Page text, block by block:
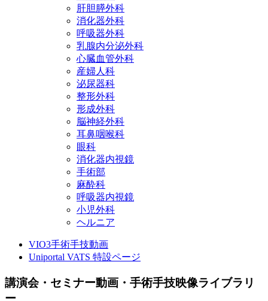
肝胆膵外科
消化器外科
呼吸器外科
乳腺内分泌外科
心臓血管外科
産婦人科
泌尿器科
整形外科
形成外科
脳神経外科
耳鼻咽喉科
眼科
消化器内視鏡
手術部
麻酔科
呼吸器内視鏡
小児外科
ヘルニア
VIO3手術手技動画
Uniportal VATS 特設ページ
講演会・セミナー動画・手術手技映像ライブラリ
ー